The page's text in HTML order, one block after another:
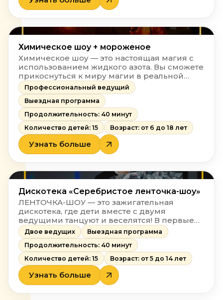
Химическое шоу + мороженое
Химическое шоу — это настоящая магия с
использованием жидкого азота. Вы сможете
прикоснуться к миру магии в реальной
жизни. Это не просто развлечение, но и
отличная возможность получить новые
знания в доступной форме. Необычные
реакции, эксперименты, игры и
максимальное вовлечение.
Профессиональный ведущий
Выездная программа
Продолжительность: 40 минут
Количество детей: 15
Возраст: от 6 до 18 лет
Узнать больше
Дискотека «Серебристое ленточка-шоу»
ЛЕНТОЧКА-ШОУ — это зажигательная
дискотека, где дети вместе с двумя
ведущими танцуют и веселятся! В первые
10-15 минут с помощью специальной пушки
эффектно выбрасываются серебристые
ленты, следующие 30 минут дети бросаются
ими и танцуют вместе с ведущими.
Двое ведущих
Выездная программа
Продолжительность: 40 минут
Количество детей: 15
Возраст: от 5 до 14 лет
Узнать больше